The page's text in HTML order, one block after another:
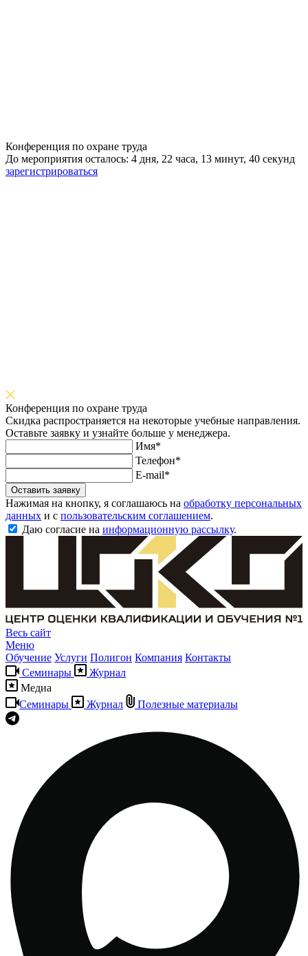
Конференция по охране труда
До мероприятия осталось: 4 дня, 22 часа, 13 минут, 39 секунд
зарегистрироваться
Конференция по охране труда
Скидка распространяется на некоторые учебные направления.
Оставьте заявку и узнайте больше у менеджера.
Имя*
Телефон*
E-mail*
Оставить заявку
Нажимая на кнопку, я соглашаюсь на обработку персональных
данных и с пользовательским соглашением.
Даю согласие на информационную рассылку.
Весь сайт
Меню
Обучение Услуги Полигон Компания Контакты
Семинары
Журнал
Медиа
Семинары
Журнал Полезные материалы